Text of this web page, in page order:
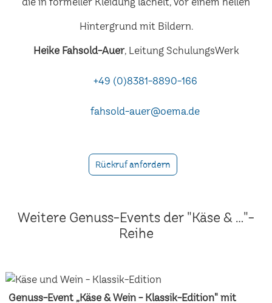
Heike Fahsold-Auer, Leitung SchulungsWerk
+49 (0)8381-8890-166
fahsold-auer@oema.de
Rückruf anfordern
Weitere Genuss-Events der "Käse & ..."-
Reihe
Genuss-Event „Käse & Wein - Klassik-Edition" mit